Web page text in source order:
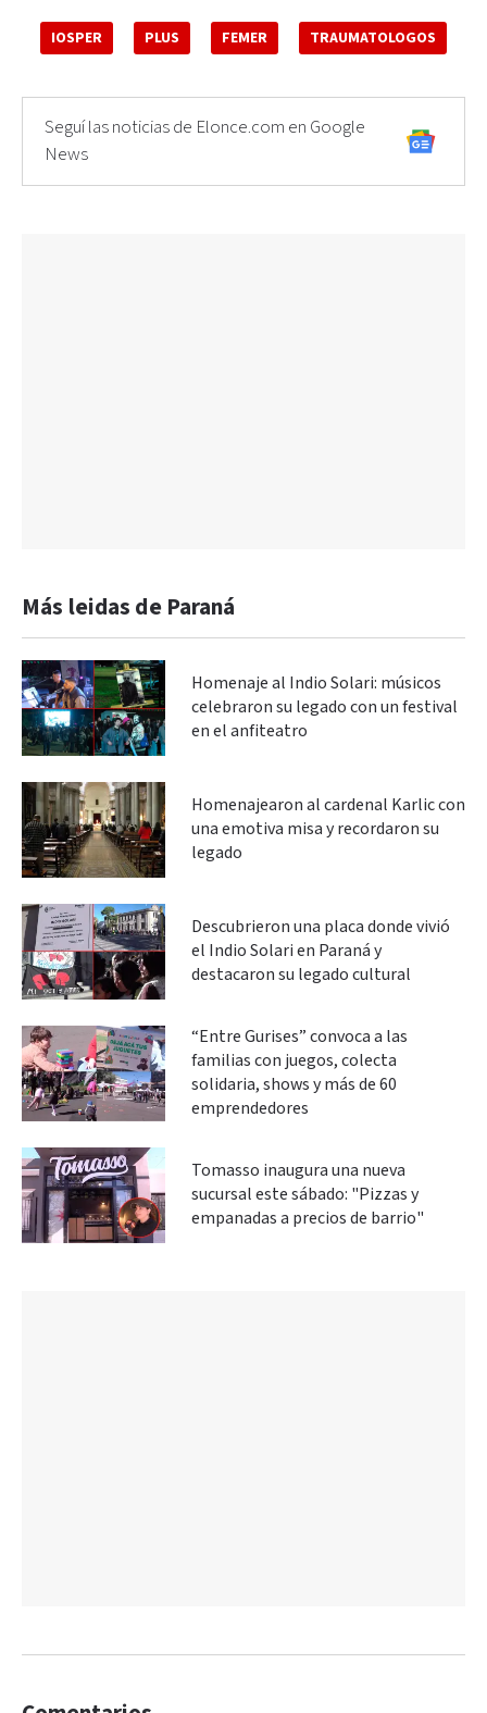
IOSPER PLUS FEMER TRAUMATOLOGOS
Seguí las noticias de Elonce.com en Google
News
Más leidas de Paraná
Homenaje al Indio Solari: músicos
celebraron su legado con un festival
en el anfiteatro
Homenajearon al cardenal Karlic con
una emotiva misa y recordaron su
legado
Descubrieron una placa donde vivió
el Indio Solari en Paraná y
destacaron su legado cultural
“Entre Gurises” convoca a las
familias con juegos, colecta
solidaria, shows y más de 60
emprendedores
Tomasso inaugura una nueva
sucursal este sábado: "Pizzas y
empanadas a precios de barrio"